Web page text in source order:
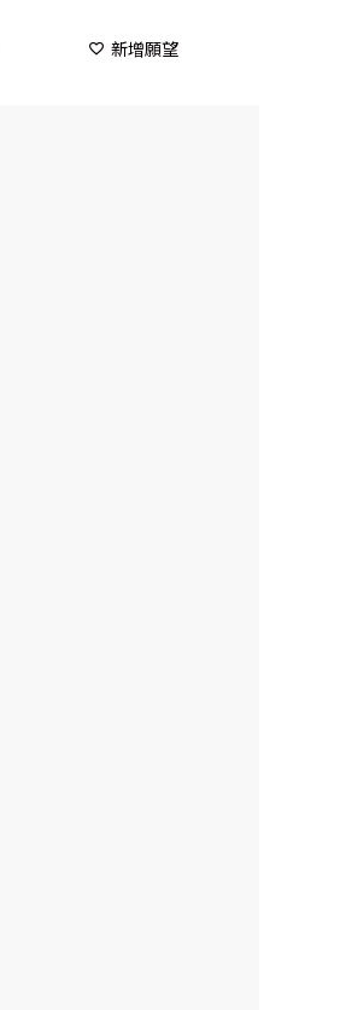
新增願望